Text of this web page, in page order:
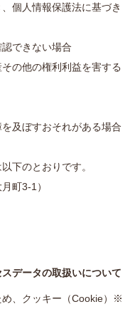
個人情報保護法に基づき
できない場合
の他の権利利益を害する
及ぼすおそれがある場合
下のとおりです。
町3-1）
データの取扱いについて
、クッキー（Cookie）※